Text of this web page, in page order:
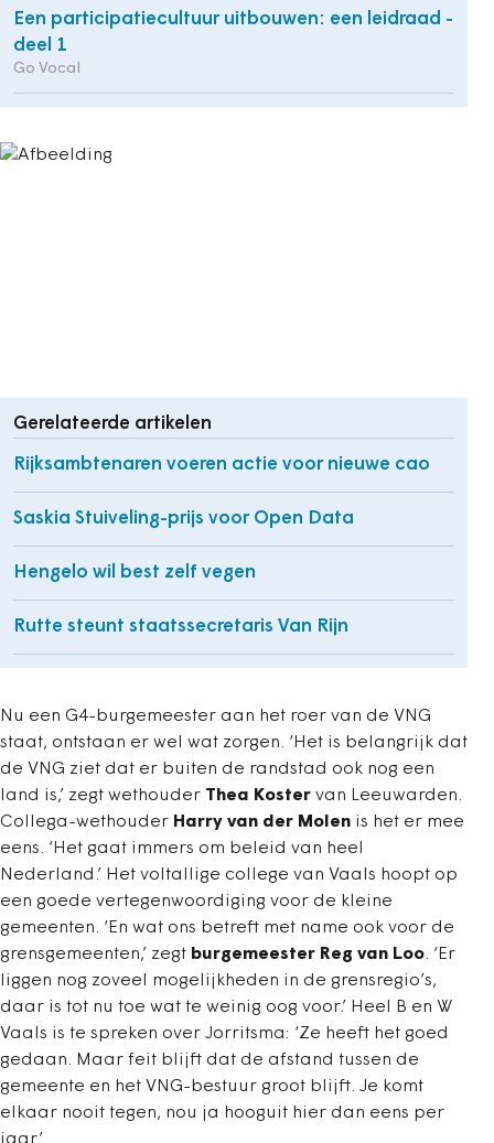
Een participatiecultuur uitbouwen: een leidraad -
deel 1
Go Vocal
Gerelateerde artikelen
Rijksambtenaren voeren actie voor nieuwe cao
Saskia Stuiveling-prijs voor Open Data
Hengelo wil best zelf vegen
Rutte steunt staatssecretaris Van Rijn
Nu een G4-burgemeester aan het roer van de VNG
staat, ontstaan er wel wat zorgen. ‘Het is belangrijk dat
de VNG ziet dat er buiten de randstad ook nog een
land is,’ zegt wethouder Thea Koster van Leeuwarden.
Collega-wethouder Harry van der Molen is het er mee
eens. ‘Het gaat immers om beleid van heel
Nederland.’ Het voltallige college van Vaals hoopt op
een goede vertegenwoordiging voor de kleine
gemeenten. ‘En wat ons betreft met name ook voor de
grensgemeenten,’ zegt burgemeester Reg van Loo. ‘Er
liggen nog zoveel mogelijkheden in de grensregio’s,
daar is tot nu toe wat te weinig oog voor.’ Heel B en W
Vaals is te spreken over Jorritsma: ‘Ze heeft het goed
gedaan. Maar feit blijft dat de afstand tussen de
gemeente en het VNG-bestuur groot blijft. Je komt
elkaar nooit tegen, nou ja hooguit hier dan eens per